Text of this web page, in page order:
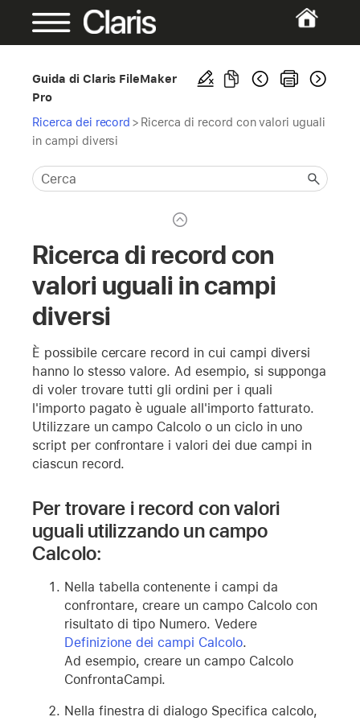
Guida di Claris FileMaker
Pro
Ricerca dei record > Ricerca di record con valori uguali
in campi diversi
Ricerca di record con
valori uguali in campi
diversi
È possibile cercare record in cui campi diversi
hanno lo stesso valore. Ad esempio, si supponga
di voler trovare tutti gli ordini per i quali
l'importo pagato è uguale all'importo fatturato.
Utilizzare un campo Calcolo o un ciclo in uno
script per confrontare i valori dei due campi in
ciascun record.
Per trovare i record con valori
uguali utilizzando un campo
Calcolo:
Nella tabella contenente i campi da
confrontare, creare un campo Calcolo con
risultato di tipo Numero. Vedere
Definizione dei campi Calcolo.
Ad esempio, creare un campo Calcolo
ConfrontaCampi.
Nella finestra di dialogo Specifica calcolo,